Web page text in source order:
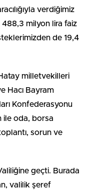
verdiğimiz
488,3 milyon lira faiz
de 19,4
milletvekilleri
Hacı Bayram
Konfederasyonu
ile oda, borsa
sorun ve
geçti. Burada
valilik şeref